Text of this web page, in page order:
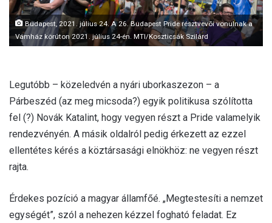
Budapest, 2021. július 24. A 26. Budapest Pride résztvevõi vonulnak a
Vámház körúton 2021. július 24-én. MTI/Koszticsák Szilárd
Legutóbb – közeledvén a nyári uborkaszezon – a
Párbeszéd (az meg micsoda?) egyik politikusa szólította
fel (?) Novák Katalint, hogy vegyen részt a Pride valamelyik
rendezvényén. A másik oldalról pedig érkezett az ezzel
ellentétes kérés a köztársasági elnökhöz: ne vegyen részt
rajta.
Érdekes pozíció a magyar államfőé. „Megtestesíti a nemzet
egységét”, szól a nehezen kézzel fogható feladat. Ez